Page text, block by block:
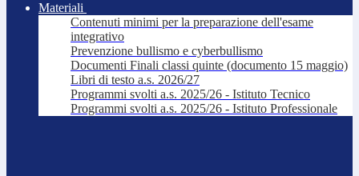
Materiali
Contenuti minimi per la preparazione dell'esame
integrativo
Prevenzione bullismo e cyberbullismo
Documenti Finali classi quinte (documento 15 maggio)
Libri di testo a.s. 2026/27
Programmi svolti a.s. 2025/26 - Istituto Tecnico
Programmi svolti a.s. 2025/26 - Istituto Professionale